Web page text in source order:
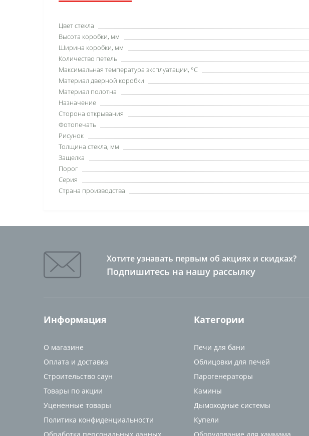
Цвет стекла
Высота коробки, мм
Ширина коробки, мм
Количество петель
Максимальная температура эксплуатации, °C
Материал дверной коробки
Материал полотна
Назначение
Сторона открывания
Фотопечать
Рисунок
Толщина стекла, мм
Защелка
Порог
Серия
Страна производства
Хотите узнавать первым об акциях и скидках?
Подпишитесь на нашу рассылку
Информация
О магазине
Оплата и доставка
Строительство саун
Товары по акции
Уцененные товары
Политика конфиденциальности
Категории
Печи для бани
Облицовки для печей
Парогенераторы
Камины
Дымоходные системы
Купели